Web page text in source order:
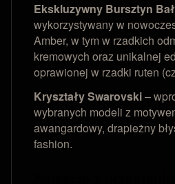
Ekskluzywny Bursztyn
wykorzystywany w
Amber, w tym w rzadkich
kremowych oraz unikalnej
oprawionej w rzadki ruten
Kryształy Swarovski–
wybranych modeli z
awangardowy, drapieżny
fashion.